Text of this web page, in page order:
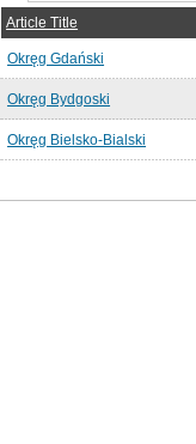
Article Title
Okręg Gdański
Okręg Bydgoski
Okręg Bielsko-Bialski